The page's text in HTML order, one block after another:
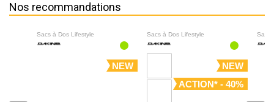
Nos recommandations
Sacs à Dos Lifestyle
NEW
Sacs à Dos Lifestyle
NEW
ACTION* - 40%
Sacs